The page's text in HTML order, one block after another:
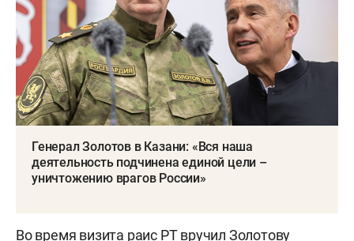
Генерал Золотов в Казани: «Вся наша
деятельность подчинена единой цели –
уничтожению врагов России»
Во время визита раис РТвручил Золотову